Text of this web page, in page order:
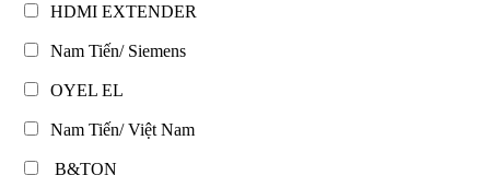
HDMI EXTENDER
Nam Tiến/ Siemens
OYEL EL
Nam Tiến/ Việt Nam
B&TON